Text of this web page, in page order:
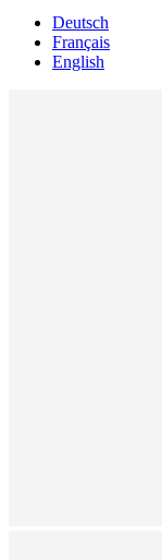
Deutsch
Français
English